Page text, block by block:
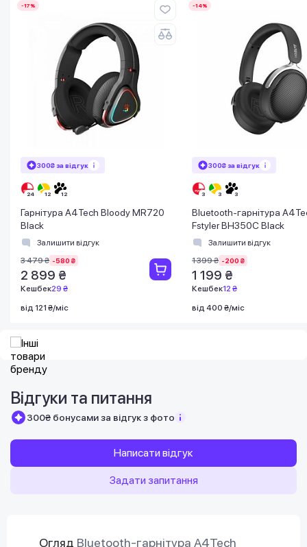
-17%
300₴ за відгук
Гарнітура A4Tech Bloody MR720
Black
Залишити відгук
3 479 ₴ -580 ₴
2 899 ₴
Кешбек29 ₴
від 121 ₴/міс
-14%
300₴ за відгук
Bluetooth-гарнітура
Fstyler BH350C Black
Залишити відгук
1 399 ₴ -200 ₴
1 199 ₴
Кешбек12 ₴
від 400 ₴/міс
Відгуки та питання
300₴ бонусами за відгук з фото
Написати відгук
Задати запитання
Огляд Bluetooth-гарнітура A4Tech